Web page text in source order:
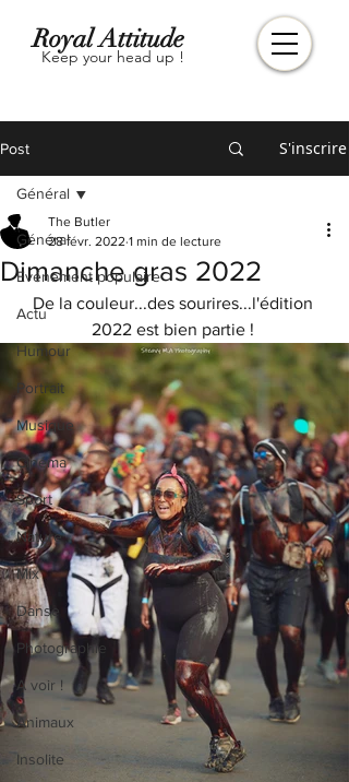
Keep your head up !
Royal Attitude
Post S'inscrire
Général
Evénement populaire
Actu
Humour
Portrait
Musique
Cinéma
Sport
Nature
Mix
Danse
Photographie
A voir !
Animaux
Insolite
Général
Dimanche gras 2022
The Butler
28 févr. 2022 1 min de lecture
De la couleur...des sourires...l'édition
2022 est bien partie !